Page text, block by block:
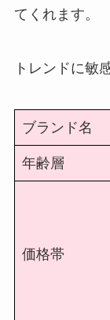
てくれます。
トレンドに敏
ブランド名
年齢層
価格帯